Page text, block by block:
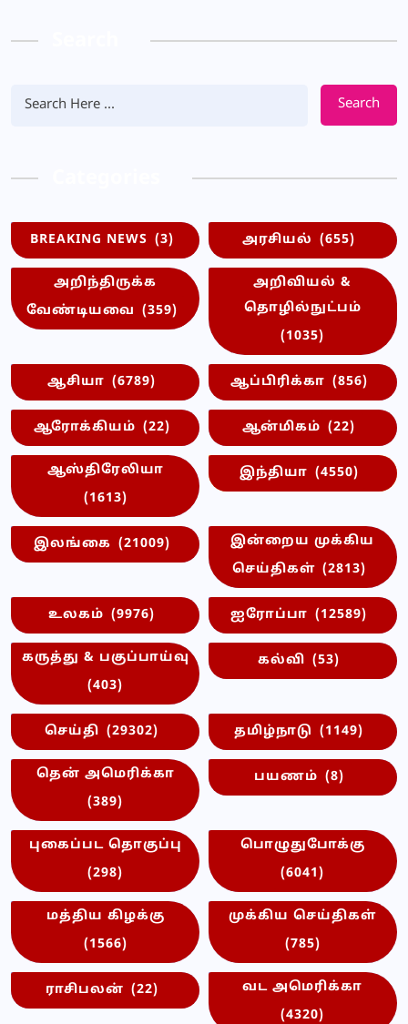
Search
BREAKING NEWS (3) அரசியல் (655)
அறிந்திருக்க
வேண்டியவை (359)
அறிவியல் &
தொழில்நுட்பம்
(1035)
ஆசியா (6789) ஆப்பிரிக்கா (856)
ஆரோக்கியம் (22) ஆன்மிகம் (22)
ஆஸ்திரேலியா
(1613)
இந்தியா (4550)
இலங்கை (21009)
இன்றைய முக்கிய
செய்திகள் (2813)
உலகம் (9976) ஐரோப்பா (12589)
கருத்து & பகுப்பாய்வு
(403)
கல்வி (53)
செய்தி (29302) தமிழ்நாடு (1149)
தென் அமெரிக்கா
(389)
பயணம் (8)
புகைப்பட தொகுப்பு
(298)
பொழுதுபோக்கு
(6041)
மத்திய கிழக்கு
(1566)
முக்கிய செய்திகள்
(785)
ராசிபலன் (22)
வட அமெரிக்கா
(4320)